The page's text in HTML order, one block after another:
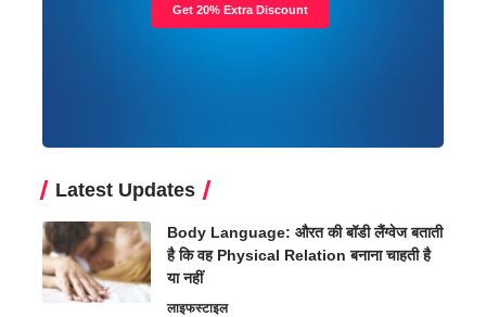
Get 20% Extra Discount
Latest Updates
Body Language: औरत की बॉडी लैंग्वेज बताती
है कि वह Physical Relation बनाना चाहती है
या नहीं
लाइफस्टाइल